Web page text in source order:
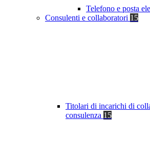
Telefono e posta
Consulenti e collaboratori 15
Titolari di incarichi di
consulenza 15